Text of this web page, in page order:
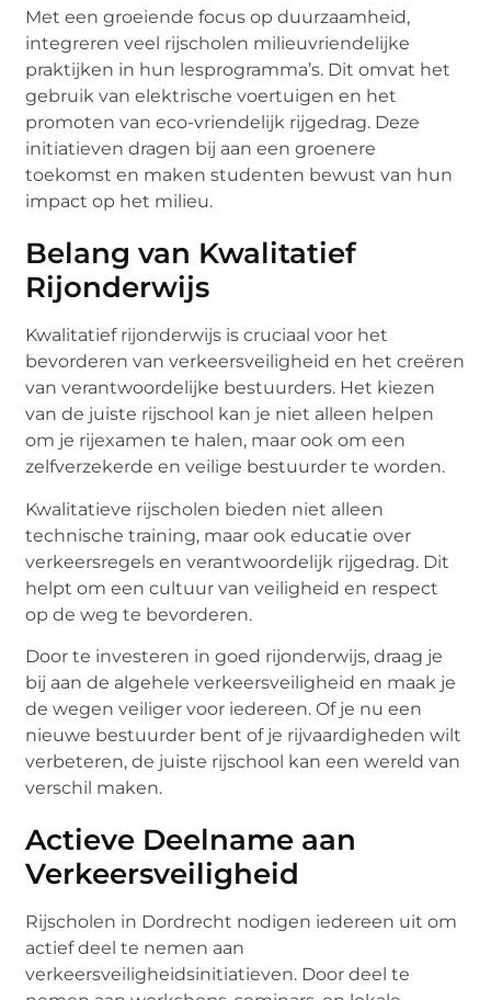
Met een groeiende focus op duurzaamheid,
integreren veel rijscholen milieuvriendelijke
praktijken in hun lesprogramma’s. Dit omvat het
gebruik van elektrische voertuigen en het
promoten van eco-vriendelijk rijgedrag. Deze
initiatieven dragen bij aan een groenere
toekomst en maken studenten bewust van hun
impact op het milieu.
Belang van Kwalitatief
Rijonderwijs
Kwalitatief rijonderwijs is cruciaal voor het
bevorderen van verkeersveiligheid en het creëren
van verantwoordelijke bestuurders. Het kiezen
van de juiste rijschool kan je niet alleen helpen
om je rijexamen te halen, maar ook om een
zelfverzekerde en veilige bestuurder te worden.
Kwalitatieve rijscholen bieden niet alleen
technische training, maar ook educatie over
verkeersregels en verantwoordelijk rijgedrag. Dit
helpt om een cultuur van veiligheid en respect
op de weg te bevorderen.
Door te investeren in goed rijonderwijs, draag je
bij aan de algehele verkeersveiligheid en maak je
de wegen veiliger voor iedereen. Of je nu een
nieuwe bestuurder bent of je rijvaardigheden wilt
verbeteren, de juiste rijschool kan een wereld van
verschil maken.
Actieve Deelname aan
Verkeersveiligheid
Rijscholen in Dordrecht nodigen iedereen uit om
actief deel te nemen aan
verkeersveiligheidsinitiatieven. Door deel te